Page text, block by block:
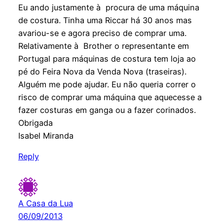
Eu ando justamente à procura de uma máquina
de costura. Tinha uma Riccar há 30 anos mas
avariou-se e agora preciso de comprar uma.
Relativamente à Brother o representante em
Portugal para máquinas de costura tem loja ao
pé do Feira Nova da Venda Nova (traseiras).
Alguém me pode ajudar. Eu não queria correr o
risco de comprar uma máquina que aquecesse a
fazer costuras em ganga ou a fazer corinados.
Obrigada
Isabel Miranda
Reply
A Casa da Lua
06/09/2013